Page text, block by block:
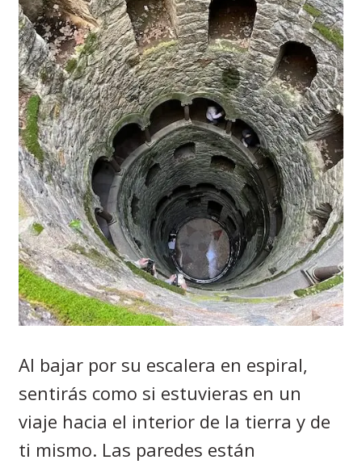
Al bajar por su escalera en espiral,
sentirás como si estuvieras en un
viaje hacia el interior de la tierra y de
ti mismo. Las paredes están